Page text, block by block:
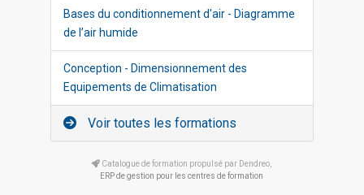
Bases du conditionnement d'air - Diagramme
de l’air humide
Conception - Dimensionnement des
Equipements de Climatisation
Voir toutes les formations
Catalogue de formation propulsé par Dendreo,
ERP de gestion pour les centres de formation